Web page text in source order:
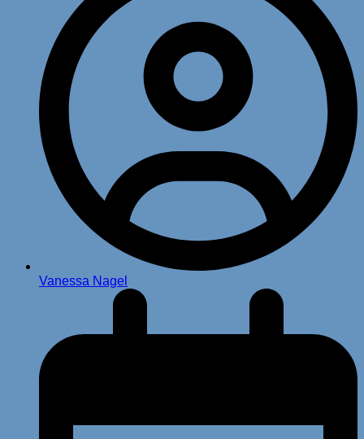
Vanessa Nagel